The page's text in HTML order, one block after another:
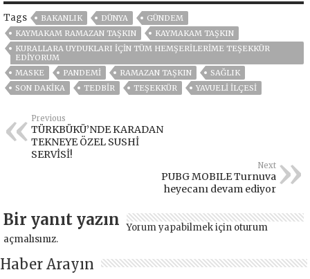
Tags BAKANLIK DÜNYA
GÜNDEM
KAYMAKAM RAMAZAN TAŞKIN
KAYMAKAM TAŞKIN
KURALLARA UYDUKLARI İÇIN TÜM HEMŞERILERIME TEŞEKKÜR
EDIYORUM
MASKE
PANDEMİ RAMAZAN TAŞKIN
SAĞLIK
SON DAKIKA
TEDBİR TEŞEKKÜR YAVUELİ İLÇESİ
Previous
TÜRKBÜKÜ’NDE KARADAN
TEKNEYE ÖZEL SUSHİ
SERVİSİ!
Next
PUBG MOBILE Turnuva
heyecanı devam ediyor
Bir yanıt yazın Yorum yapabilmek için oturum
açmalısınız.
Haber Arayın